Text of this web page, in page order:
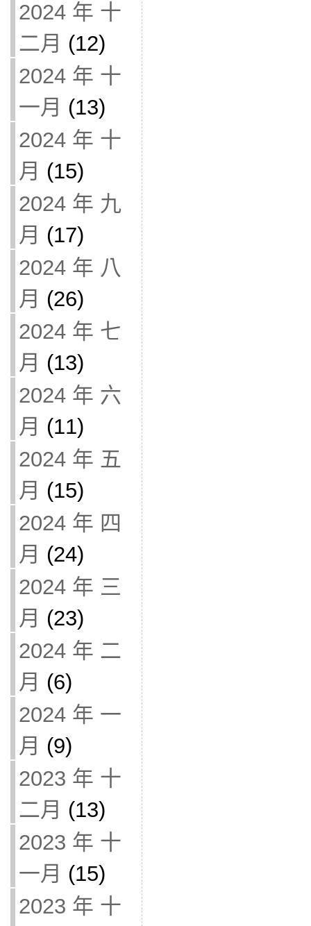
2024 年 十
二月 (12)
2024 年 十
一月 (13)
2024 年 十
月 (15)
2024 年 九
月 (17)
2024 年 八
月 (26)
2024 年 七
月 (13)
2024 年 六
月 (11)
2024 年 五
月 (15)
2024 年 四
月 (24)
2024 年 三
月 (23)
2024 年 二
月 (6)
2024 年 一
月 (9)
2023 年 十
二月 (13)
2023 年 十
一月 (15)
2023 年 十